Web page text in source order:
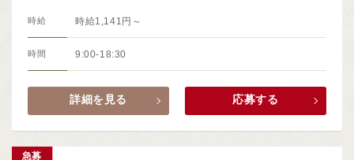
時給 時給1,141円～
時間 9:00-18:30
詳細を見る 応募する
急募